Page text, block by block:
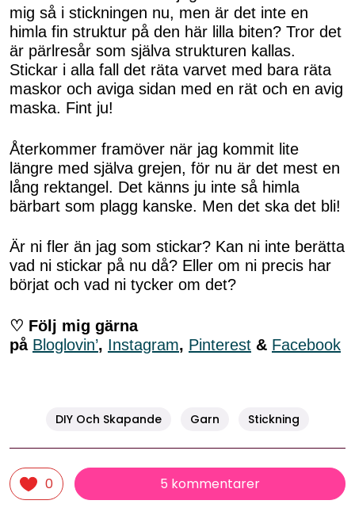
mig så i stickningen nu, men är det inte en
himla fin struktur på den här lilla biten? Tror det
är pärlresår som själva strukturen kallas.
Stickar i alla fall det räta varvet med bara räta
maskor och aviga sidan med en rät och en avig
maska. Fint ju!
Återkommer framöver när jag kommit lite
längre med själva grejen, för nu är det mest en
lång rektangel. Det känns ju inte så himla
bärbart som plagg kanske. Men det ska det bli!
Är ni fler än jag som stickar? Kan ni inte berätta
vad ni stickar på nu då? Eller om ni precis har
börjat och vad ni tycker om det?
♡ Följ mig gärna
på Bloglovin’, Instagram, Pinterest & Facebook
DIY Och Skapande Garn Stickning
0 5 kommentarer